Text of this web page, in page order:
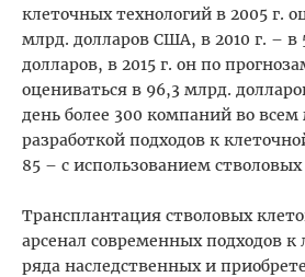
клеточных технологий в 2005 г.
млрд. долларов США, в 2010 г. – в
долларов, в 2015 г. он по
оцениваться в 96,3 млрд.
день более 300 компаний во
разработкой подходов к
85 – с использованием стволовых
Трансплантация стволовых
арсенал современных подходов к
ряда наследственных и